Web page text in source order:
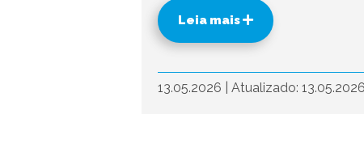
Leia mais
13.05.2026 Atualizado: 13.05.2026